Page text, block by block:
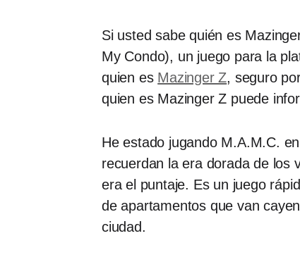
Si usted sabe quién es
My Condo), un juego para la
quien es Mazinger Z, seguro
quien es Mazinger Z puede
He estado jugando M.A.M.C.
recuerdan la era dorada de los
era el puntaje. Es un juego
de apartamentos que van
ciudad.